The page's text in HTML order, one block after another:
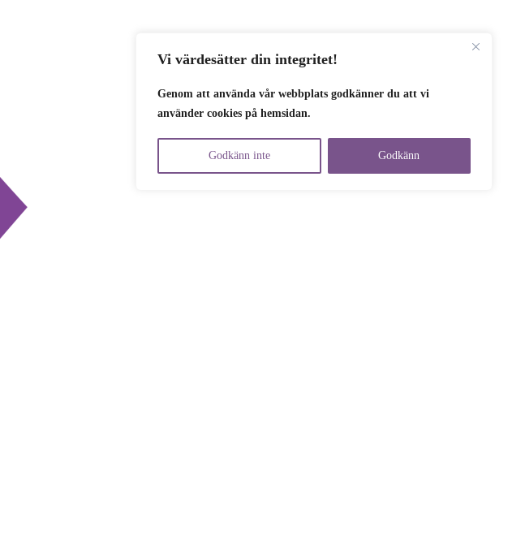
Vi värdesätter din integritet!
Genom att använda vår webbplats godkänner du att vi
använder cookies på hemsidan.
Godkänn inte Godkänn